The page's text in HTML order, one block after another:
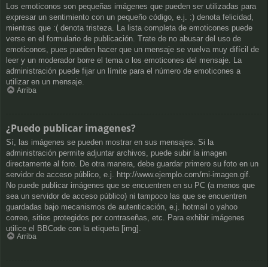
Los emoticonos son pequeñas imágenes que pueden ser utilizadas para
expresar un sentimiento con un pequeño código, e.j. :) denota felicidad,
mientras que :( denota tristeza. La lista completa de emoticones puede
verse en el formulario de publicación. Trate de no abusar del uso de
emoticonos, pues pueden hacer que un mensaje se vuelva muy difícil de
leer y un moderador borre el tema o los emoticones del mensaje. La
administración puede fijar un límite para el número de emoticones a
utilizar en un mensaje.
Arriba
¿Puedo publicar imagenes?
Sí, las imágenes se pueden mostrar en sus mensajes. Si la
administración permite adjuntar archivos, puede subir la imagen
directamente al foro. De otra manera, debe guardar primero su foto en un
servidor de acceso público, e.j. http://www.ejemplo.com/mi-imagen.gif.
No puede publicar imágenes que se encuentren en su PC (a menos que
sea un servidor de acceso público) ni tampoco las que se encuentren
guardadas bajo mecanismos de autenticación, e.j. hotmail o yahoo
correo, sitios protegidos por contraseñas, etc. Para exhibir imágenes
utilice el BBCode con la etiqueta [img].
Arriba